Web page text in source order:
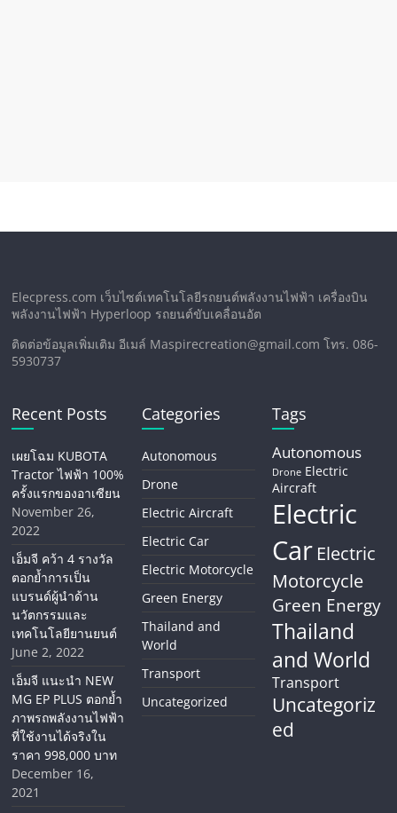
Elecpress.com เว็บไซต์เทคโนโลยีรถยนต์พลังงานไฟฟ้า เครื่องบิน
พลังงานไฟฟ้า Hyperloop รถยนต์ขับเคลื่อนอัต
ติดต่อข้อมูลเพิ่มเติม อีเมล์ Maspirecreation@gmail.com โทร. 086-
5930737
Recent Posts
เผยโฉม KUBOTA
Tractor ไฟฟ้า 100%
ครั้งแรกของอาเซียน
November 26,
2022
เอ็มจี คว้า 4 รางวัล
ตอกย้ำการเป็น
แบรนด์ผู้นำด้าน
นวัตกรรมและ
เทคโนโลยียานยนต์
June 2, 2022
เอ็มจี แนะนำ NEW
MG EP PLUS ตอกย้ำ
ภาพรถพลังงานไฟฟ้า
ที่ใช้งานได้จริงใน
ราคา 998,000 บาท
December 16,
2021
Categories
Autonomous
Drone
Electric Aircraft
Electric Car
Electric Motorcycle
Green Energy
Thailand and
World
Transport
Uncategorized
Tags
Autonomous
Drone Electric
Aircraft
Electric
Car Electric
Motorcycle
Green Energy
Thailand
and World
Transport
Uncategoriz
ed